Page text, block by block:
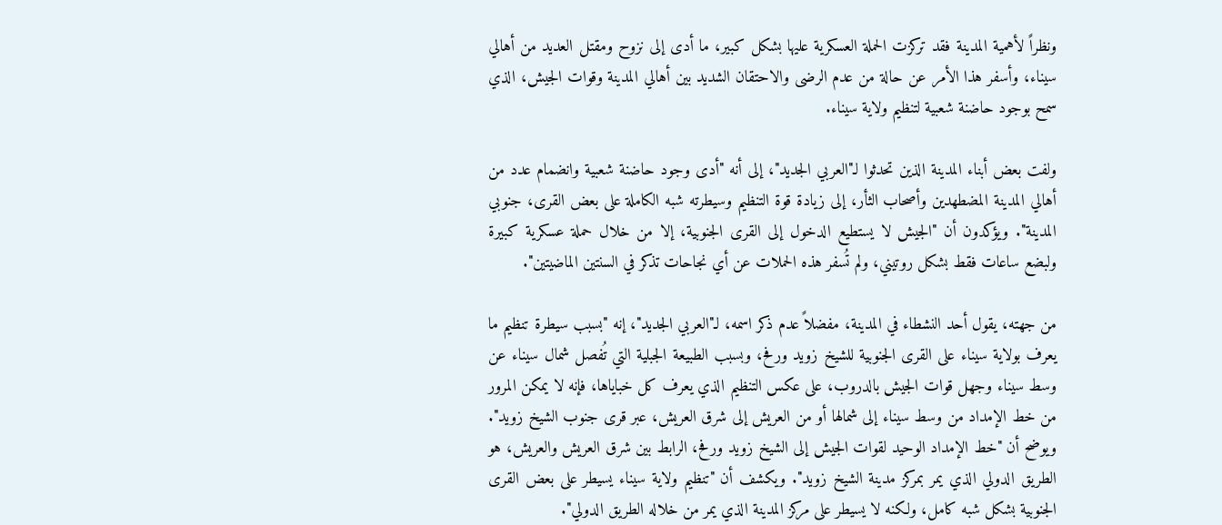
ونظراً لأهمية المدينة فقد تركزت الحملة العسكرية عليها بشكل كبير، ما أدى إلى نزوح ومقتل العديد من أهالي
سيناء، وأسفر هذا الأمر عن حالة من عدم الرضى والاحتقان الشديد بين أهالي المدينة وقوات الجيش، الذي
سمح بوجود حاضنة شعبية لتنظيم ولاية سيناء.
ولفت بعض أبناء المدينة الذين تحدثوا لـ"العربي الجديد"، إلى أنه "أدى وجود حاضنة شعبية وانضمام عدد من
أهالي المدينة المضطهدين وأصحاب الثأر، إلى زيادة قوة التنظيم وسيطرته شبه الكاملة على بعض القرى، جنوبي
المدينة". ويؤكدون أن "الجيش لا يستطيع الدخول إلى القرى الجنوبية، إلا من خلال حملة عسكرية كبيرة
ولبضع ساعات فقط بشكل روتيني، ولم تُسفر هذه الحملات عن أي نجاحات تذكر في السنتين الماضيتين".
من جهته، يقول أحد النشطاء في المدينة، مفضلاً عدم ذكر اسمه، لـ"العربي الجديد"، إنه "بسبب سيطرة تنظيم ما
يعرف بولاية سيناء على القرى الجنوبية للشيخ زويد ورفح، وبسبب الطبيعة الجبلية التي تُفصل شمال سيناء عن
وسط سيناء وجهل قوات الجيش بالدروب، على عكس التنظيم الذي يعرف كل خباياها، فإنه لا يمكن المرور
من خط الإمداد من وسط سيناء إلى شمالها أو من العريش إلى شرق العريش، عبر قرى جنوب الشيخ زويد".
ويوضح أن "خط الإمداد الوحيد لقوات الجيش إلى الشيخ زويد ورفح، الرابط بين شرق العريش والعريش، هو
الطريق الدولي الذي يمر بمركز مدينة الشيخ زويد". ويكشف أن "تنظيم ولاية سيناء يسيطر على بعض القرى
الجنوبية بشكل شبه كامل، ولكنه لا يسيطر على مركز المدينة الذي يمر من خلاله الطريق الدولي".